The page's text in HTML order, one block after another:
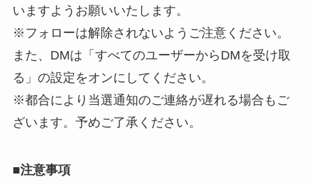
いますようお願いいたします。
※フォローは解除されないようご注意ください。
また、DMは「すべてのユーザーからDMを受け取
る」の設定をオンにしてください。
※都合により当選通知のご連絡が遅れる場合もご
ざいます。予めご了承ください。
■注意事項